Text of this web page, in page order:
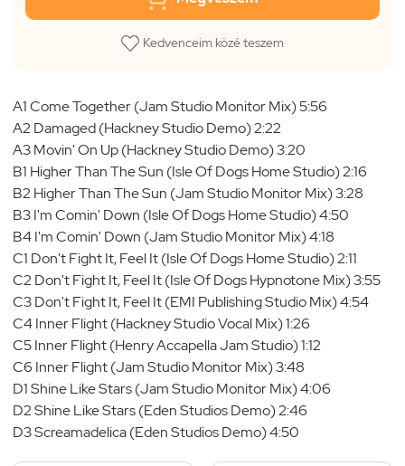
Kedvenceim közé teszem
A1 Come Together (Jam Studio Monitor Mix) 5:56
A2 Damaged (Hackney Studio Demo) 2:22
A3 Movin' On Up (Hackney Studio Demo) 3:20
B1 Higher Than The Sun (Isle Of Dogs Home Studio) 2:16
B2 Higher Than The Sun (Jam Studio Monitor Mix) 3:28
B3 I'm Comin' Down (Isle Of Dogs Home Studio) 4:50
B4 I'm Comin' Down (Jam Studio Monitor Mix) 4:18
C1 Don't Fight It, Feel It (Isle Of Dogs Home Studio) 2:11
C2 Don't Fight It, Feel It (Isle Of Dogs Hypnotone Mix) 3:55
C3 Don't Fight It, Feel It (EMI Publishing Studio Mix) 4:54
C4 Inner Flight (Hackney Studio Vocal Mix) 1:26
C5 Inner Flight (Henry Accapella Jam Studio) 1:12
C6 Inner Flight (Jam Studio Monitor Mix) 3:48
D1 Shine Like Stars (Jam Studio Monitor Mix) 4:06
D2 Shine Like Stars (Eden Studios Demo) 2:46
D3 Screamadelica (Eden Studios Demo) 4:50